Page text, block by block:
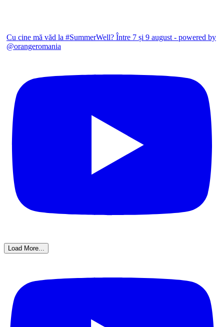
Cu cine mă văd la #SummerWell? Între 7 și 9 august - powered by
@orangeromania
Load More...